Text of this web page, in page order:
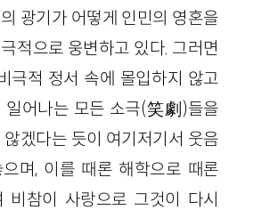
광기가 어떻게 인민의 영혼을
적으로 웅변하고 있다. 그러면
극적 정서 속에 몰입하지 않고
일어나는 모든 소극(笑劇)들을
겠다는 듯이 여기저기서 웃음
며, 이를 때론 해학으로 때론
비참이 사랑으로 그것이 다시